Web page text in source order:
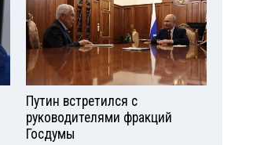
Путин встретился с
руководителями фракций
Госдумы